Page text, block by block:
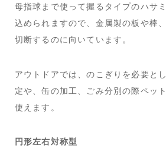
母指球まで使って握るタイプのハサ
込められますので、金属製の板や棒
切断するのに向いています。
アウトドアでは、のこぎりを必要と
定や、缶の加工、ごみ分別の際ペッ
使えます。
円形左右対称型